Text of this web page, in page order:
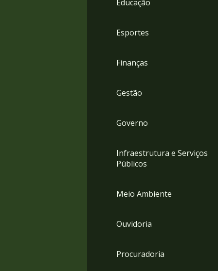
Educação
Esportes
Finanças
Gestão
Governo
Infraestrutura e Serviços
Públicos
Meio Ambiente
Ouvidoria
Procuradoria